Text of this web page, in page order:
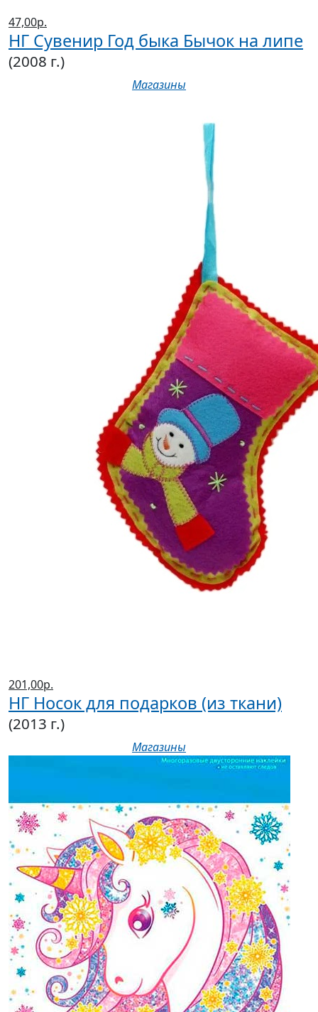
47,00р.
НГ Сувенир Год быка Бычок на липе
(2008 г.)
Магазины
201,00р.
НГ Носок для подарков (из ткани)
(2013 г.)
Магазины